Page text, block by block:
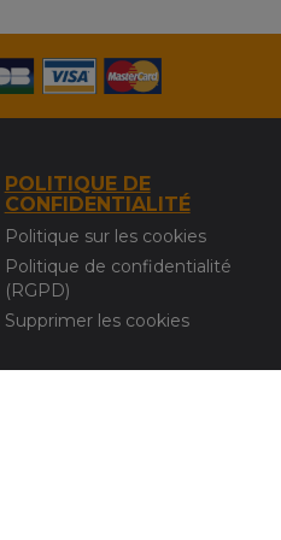
POLITIQUE DE
CONFIDENTIALITÉ
Politique sur les cookies
Politique de confidentialité
(RGPD)
Supprimer les cookies